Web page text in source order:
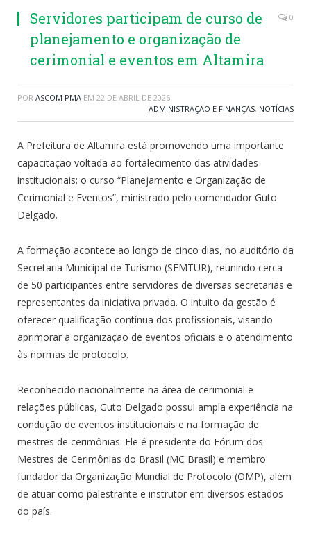
Servidores participam de curso de
planejamento e organização de
cerimonial e eventos em Altamira
0
POR ASCOM PMA EM 22 DE ABRIL DE 2026
ADMINISTRAÇÃO E FINANÇAS, NOTÍCIAS
A Prefeitura de Altamira está promovendo uma importante
capacitação voltada ao fortalecimento das atividades
institucionais: o curso “Planejamento e Organização de
Cerimonial e Eventos”, ministrado pelo comendador Guto
Delgado.
A formação acontece ao longo de cinco dias, no auditório da
Secretaria Municipal de Turismo (SEMTUR), reunindo cerca
de 50 participantes entre servidores de diversas secretarias e
representantes da iniciativa privada. O intuito da gestão é
oferecer qualificação contínua dos profissionais, visando
aprimorar a organização de eventos oficiais e o atendimento
às normas de protocolo.
Reconhecido nacionalmente na área de cerimonial e
relações públicas, Guto Delgado possui ampla experiência na
condução de eventos institucionais e na formação de
mestres de cerimônias. Ele é presidente do Fórum dos
Mestres de Cerimônias do Brasil (MC Brasil) e membro
fundador da Organização Mundial de Protocolo (OMP), além
de atuar como palestrante e instrutor em diversos estados
do país.